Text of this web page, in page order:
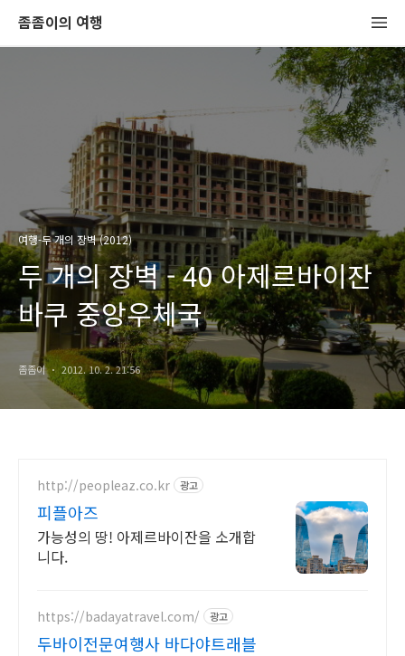
좀좀이의 여행
여행-두 개의 장벽 (2012)
두 개의 장벽 - 40 아제르바이잔
바쿠 중앙우체국
좀좀이 2012. 10. 2. 21:56
http://peopleaz.co.kr 광고
피플아즈
가능성의 땅! 아제르바이잔을 소개합
니다.
https://badayatravel.com/ 광고
두바이전문여행사 바다야트래블